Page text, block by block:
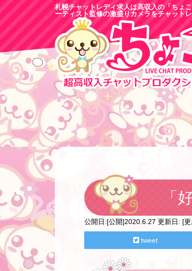
札幌チャットレディ求人は高収入の「ちょ
ーティスト監修の激盛りカメラをチャット
「
公開日:[公開]2020.6.27 更新日: [
tweet